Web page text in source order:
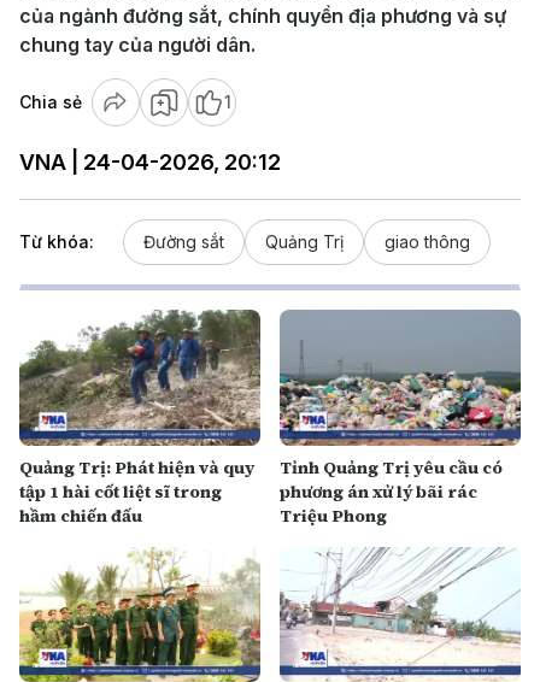
của ngành đường sắt, chính quyền địa phương và sự
chung tay của người dân.
Chia sẻ 1
VNA | 24-04-2026, 20:12
Từ khóa: Đường sắt Quảng Trị giao thông
Quảng Trị: Phát hiện và quy
tập 1 hài cốt liệt sĩ trong
hầm chiến đấu
Tỉnh Quảng Trị yêu cầu có
phương án xử lý bãi rác
Triệu Phong